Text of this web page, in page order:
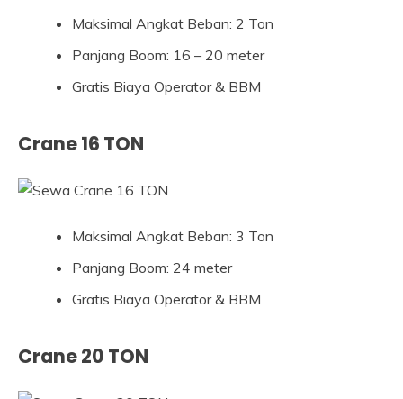
Maksimal Angkat Beban: 2 Ton
Panjang Boom: 16 – 20 meter
Gratis Biaya Operator & BBM
Crane 16 TON
Maksimal Angkat Beban: 3 Ton
Panjang Boom: 24 meter
Gratis Biaya Operator & BBM
Crane 20 TON